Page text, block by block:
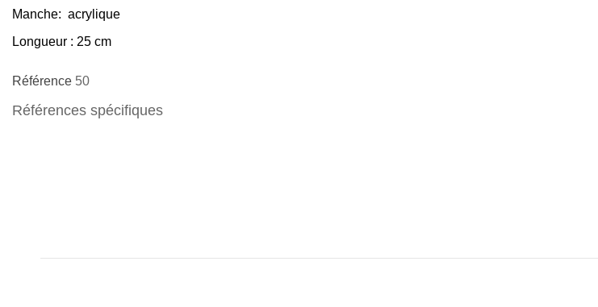
Manche: acrylique
Longueur : 25 cm
Référence 50
Références spécifiques